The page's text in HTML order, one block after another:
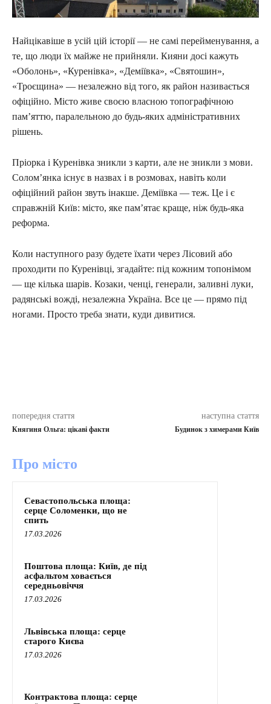
Найцікавіше в усій цій історії — не самі перейменування, а
те, що люди їх майже не прийняли. Кияни досі кажуть
«Оболонь», «Куренівка», «Деміївка», «Святошин»,
«Троєщина» — незалежно від того, як район називається
офіційно. Місто живе своєю власною топографічною
пам’яттю, паралельною до будь-яких адміністративних
рішень.
Пріорка і Куренівка зникли з карти, але не зникли з мови.
Солом’янка існує в назвах і в розмовах, навіть коли
офіційний район звуть інакше. Деміївка — теж. Це і є
справжній Київ: місто, яке пам’ятає краще, ніж будь-яка
реформа.
Коли наступного разу будете їхати через Лісовий або
проходити по Куренівці, згадайте: під кожним топонімом
— ще кілька шарів. Козаки, ченці, генерали, заливні луки,
радянські вожді, незалежна Україна. Все це — прямо під
ногами. Просто треба знати, куди дивитися.
попередня стаття
Княгиня Ольга: цікаві факти
наступна стаття
Будинок з химерами Київ
Про місто
Севастопольська площа:
серце Соломенки, що не
спить
17.03.2026
Поштова площа: Київ, де під
асфальтом ховається
середньовіччя
17.03.2026
Львівська площа: серце
старого Києва
17.03.2026
Контрактова площа: серце